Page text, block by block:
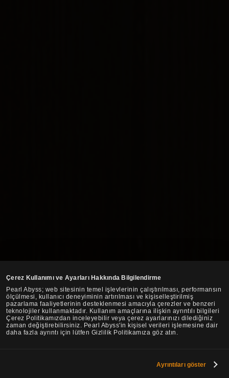
Çerez Kullanımı ve Ayarları Hakkında Bilgilendirme
Pearl Abyss; web sitesinin temel işlevlerinin çalıştırılması, performansın
ölçülmesi, kullanıcı deneyiminin artırılması ve kişiselleştirilmiş
pazarlama faaliyetlerinin desteklenmesi amacıyla çerezler ve benzeri
teknolojiler kullanmaktadır. Kullanım amaçlarına ilişkin ayrıntılı bilgileri
Çerez Politikamızdan inceleyebilir veya çerez ayarlarınızı dilediğiniz
zaman değiştirebilirsiniz. Pearl Abyss'in kişisel verileri işlemesine dair
daha fazla ayrıntı için lütfen Gizlilik Politikamıza göz atın.
Ayrıntıları göster